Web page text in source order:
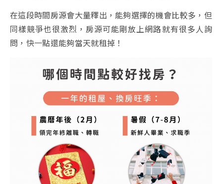
在這段時間房源會大量釋出，能夠選擇的機會比較多，但
同樣競爭也很激烈，房源可能剛放上網路就有很多人詢
問，快一點還能夠當天就租掉！